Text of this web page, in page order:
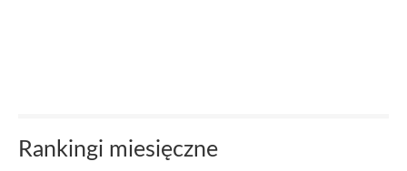
Rankingi miesięczne